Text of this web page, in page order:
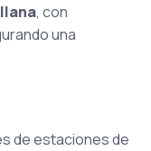
, con
una
de estaciones de